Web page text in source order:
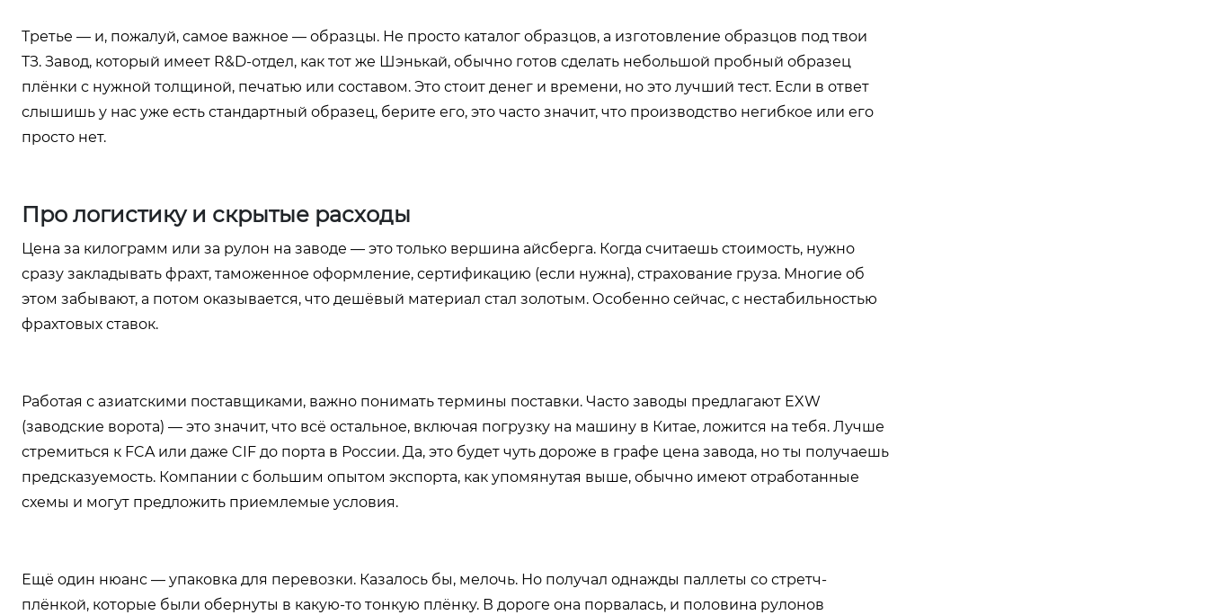
Третье — и, пожалуй, самое важное — образцы. Не просто каталог образцов, а изготовление образцов под твои
ТЗ. Завод, который имеет R&D-отдел, как тот же Шэнькай, обычно готов сделать небольшой пробный образец
плёнки с нужной толщиной, печатью или составом. Это стоит денег и времени, но это лучший тест. Если в ответ
слышишь у нас уже есть стандартный образец, берите его, это часто значит, что производство негибкое или его
просто нет.
Про логистику и скрытые расходы
Цена за килограмм или за рулон на заводе — это только вершина айсберга. Когда считаешь стоимость, нужно
сразу закладывать фрахт, таможенное оформление, сертификацию (если нужна), страхование груза. Многие об
этом забывают, а потом оказывается, что дешёвый материал стал золотым. Особенно сейчас, с нестабильностью
фрахтовых ставок.
Работая с азиатскими поставщиками, важно понимать термины поставки. Часто заводы предлагают EXW
(заводские ворота) — это значит, что всё остальное, включая погрузку на машину в Китае, ложится на тебя. Лучше
стремиться к FCA или даже CIF до порта в России. Да, это будет чуть дороже в графе цена завода, но ты получаешь
предсказуемость. Компании с большим опытом экспорта, как упомянутая выше, обычно имеют отработанные
схемы и могут предложить приемлемые условия.
Ещё один нюанс — упаковка для перевозки. Казалось бы, мелочь. Но получал однажды паллеты со стретч-
плёнкой, которые были обернуты в какую-то тонкую плёнку. В дороге она порвалась, и половина рулонов